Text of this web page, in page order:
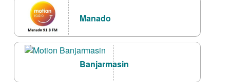
Manado
Banjarmasin